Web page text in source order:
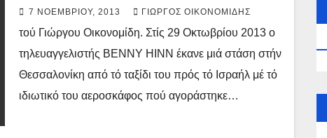
7 ΝΟΕΜΒΡΊΟΥ, 2013 ΓΙΏΡΓΟΣ ΟΙΚΟΝΟΜΊΔΗΣ
τού Γιώργου Οικονομίδη. Στίς 29 Οκτωβρίου 2013 ο
τηλευαγγελιστής BENNY HINN έκανε μιά στάση στήν
Θεσσαλονίκη από τό ταξίδι του πρός τό Ισραήλ μέ τό
ιδιωτικό του αεροσκάφος πού αγοράστηκε…